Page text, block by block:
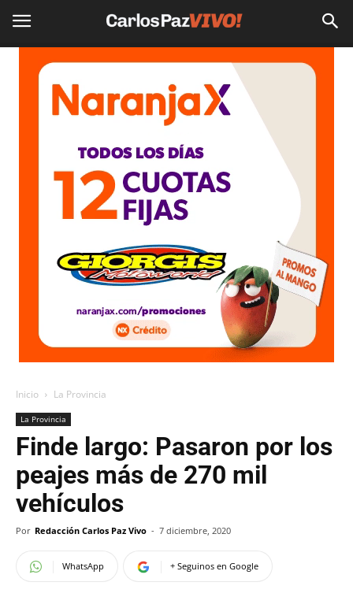
Inicio La Provincia
La Provincia
Finde largo: Pasaron por los
peajes más de 270 mil
vehículos
Por Redacción Carlos Paz Vivo - 7 diciembre, 2020
WhatsApp + Seguinos en Google